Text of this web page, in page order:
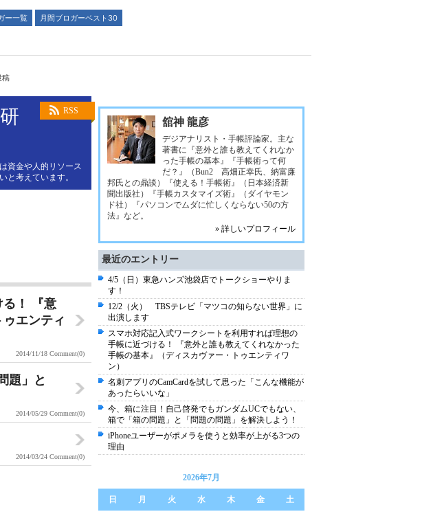
ー一覧
月間ブロガーベスト30
稿
RSS
資金や人的リソース
と考えています。
る！ 『意
エンティ
2014/11/18 Comment(0)
題」と
2014/05/29 Comment(0)
2014/03/24 Comment(0)
舘神 龍彦
デジアナリスト・手帳評論家。主な
著書に『意外と誰も教えてくれなか
った手帳の基本』『手帳術って何
だ？』（Bun2 高畑正幸氏、納富廉
邦氏との鼎談）『使える！手帳術』（日本経済新
聞出版社）『手帳カスタマイズ術』（ダイヤモン
ド社）『パソコンでムダに忙しくならない50の方
法』など。
» 詳しいプロフィール
最近のエントリー
4/5（日）東急ハンズ池袋店でトークショーやりま
す！
12/2（火） TBSテレビ「マツコの知らない世界」に
出演します
スマホ対応記入式ワークシートを利用すれば理想の
手帳に近づける！ 『意外と誰も教えてくれなかった
手帳の基本』（ディスカヴァー・トゥエンティワ
ン）
名刺アプリのCamCardを試して思った「こんな機能が
あったらいいな」
今、箱に注目！自己啓発でもガンダムUCでもない、
箱で「箱の問題」と「問題の問題」を解決しよう！
iPhoneユーザーがポメラを使うと効率が上がる3つの
理由
2026年7月
日 月 火 水 木 金 土